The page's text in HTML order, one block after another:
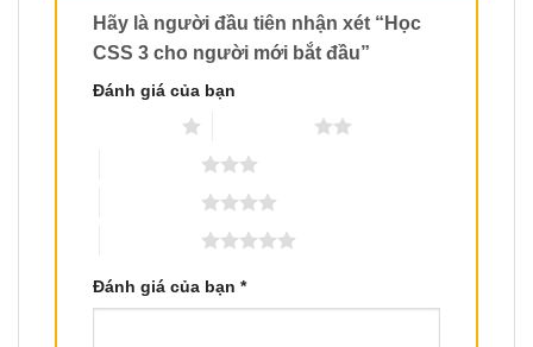
Hãy là người đầu tiên nhận xét “Học
CSS 3 cho người mới bắt đầu”
Đánh giá của bạn
Đánh giá của bạn *